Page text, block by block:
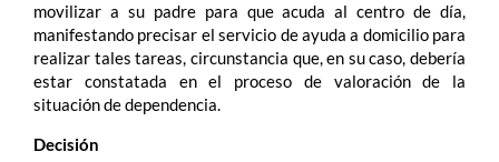
movilizar a su padre para que acuda al centro de día,
manifestando precisar el servicio de ayuda a domicilio para
realizar tales tareas, circunstancia que, en su caso, debería
estar constatada en el proceso de valoración de la
situación de dependencia.
Decisión